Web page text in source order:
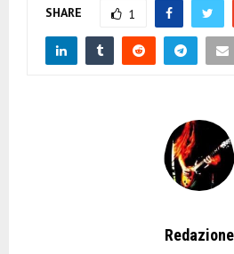
SHARE 1
Redazione